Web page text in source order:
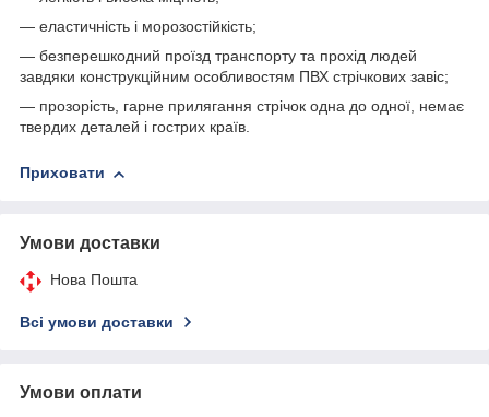
— еластичність і морозостійкість;
— безперешкодний проїзд транспорту та прохід людей
завдяки конструкційним особливостям ПВХ стрічкових завіс;
— прозорість, гарне прилягання стрічок одна до одної, немає
твердих деталей і гострих країв.
Приховати
Умови доставки
Нова Пошта
Всі умови доставки
Умови оплати